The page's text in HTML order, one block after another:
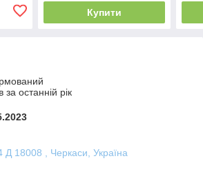
Купити
за останній рік
Д 18008 , Черкаси, Україна